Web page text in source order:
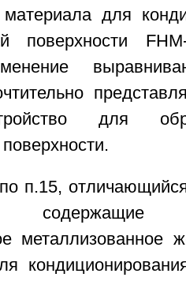
материала для
поверхности
для
п.15,
содержащие
металлизованное